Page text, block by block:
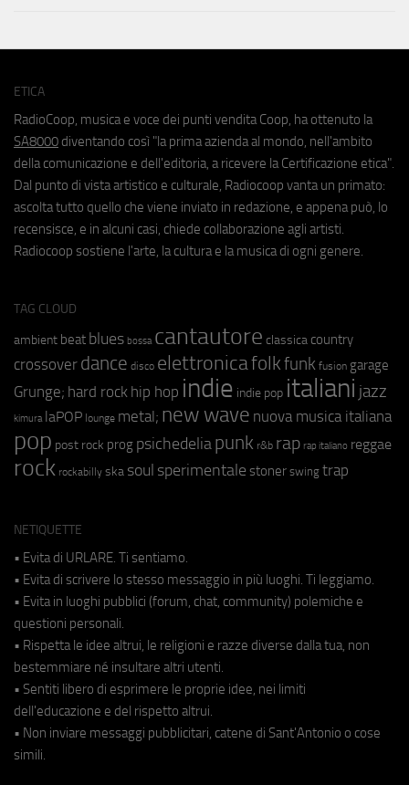
ETICA
RadioCoop, musica e voce dei punti vendita Coop, ha ottenuto la
SA8000 diventando così "la prima azienda al mondo, nell'ambito
della comunicazione e dell'editoria, a ricevere la Certificazione etica".
Dal punto di vista artistico e culturale, Radiocoop vanta un primato:
ascolta tutto quello che viene inviato in redazione, e appena può, lo
recensisce, e in alcuni casi, chiede collaborazione agli artisti.
Radiocoop sostiene l'arte, la cultura e la musica di ogni genere.
TAG CLOUD
ambient beat blues bossa cantautore classica country
crossover dance disco elettronicafolkfunk fusion garage
Grunge; hard rock hip hop indie indie pop italiani jazz
kimura laPOP lounge metal; new wave nuova musica italiana
pop post rock prog psichedeliapunk r&b rap rap italiano reggae
rock rockabilly ska soul sperimentale stoner swing trap
NETIQUETTE
• Evita di URLARE. Ti sentiamo.
• Evita di scrivere lo stesso messaggio in più luoghi. Ti leggiamo.
• Evita in luoghi pubblici (forum, chat, community) polemiche e
questioni personali.
• Rispetta le idee altrui, le religioni e razze diverse dalla tua, non
bestemmiare né insultare altri utenti.
• Sentiti libero di esprimere le proprie idee, nei limiti
dell'educazione e del rispetto altrui.
• Non inviare messaggi pubblicitari, catene di Sant'Antonio o cose
simili.